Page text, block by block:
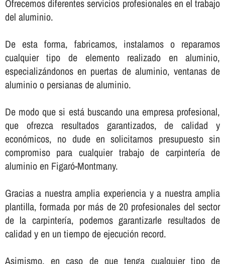
Ofrecemos diferentes servicios profesionales en el trabajo
del aluminio.
De esta forma, fabricamos, instalamos o reparamos
cualquier tipo de elemento realizado en aluminio,
especializándonos en puertas de aluminio, ventanas de
aluminio o persianas de aluminio.
De modo que si está buscando una empresa profesional,
que ofrezca resultados garantizados, de calidad y
económicos, no dude en solicitarnos presupuesto sin
compromiso para cualquier trabajo de carpinterí­a de
aluminio en Figaró-Montmany.
Gracias a nuestra amplia experiencia y a nuestra amplia
plantilla, formada por más de 20 profesionales del sector
de la carpinterí­a, podemos garantizarle resultados de
calidad y en un tiempo de ejecución record.
Asimismo, en caso de que tenga cualquier tipo de